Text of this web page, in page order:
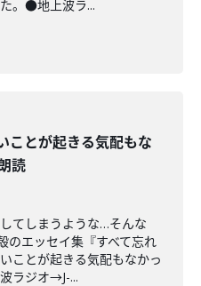
。●地上波ラ...
ことが起きる気配もな
読
てしまうような…そんな
のエッセイ集『すべて忘れ
ことが起きる気配もなかっ
ラジオ→J-...